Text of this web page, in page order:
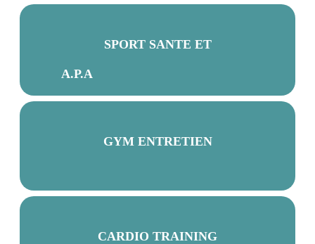
SPORT SANTE ET
A.P.A
GYM ENTRETIEN
CARDIO TRAINING